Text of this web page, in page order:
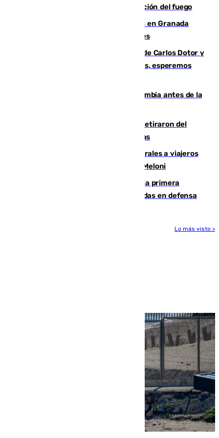
forestal de Niebla por la compleja evolución del fuego
Controlado un incendio de rastrojos en Granada
junto a la autovía y al Callejón de Nogales
Juanfran Funes, sobre las lesiones de Carlos Dotor y
Fernando Calero: “Estamos preocupados, esperemos
Felipe VI refuerza los lazos con Colombia antes de la
Fernando Calero y Carlos Dotor se retiraron del
encuentro contra el Ceuta con molestias
España restablece controles temporales a viajeros
procedentes de Italia como repuesta a Meloni
El Málaga cae ante el Ceuta y suma la primera
derrota de la pretemporada dejando dudas en defensa
Lo más visto >